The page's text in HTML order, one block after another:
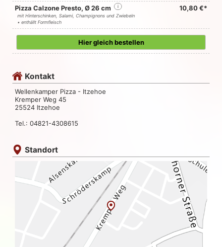
Pizza Calzone Presto, Ø 26 cm
i 10,80 €*
mit Hinterschinken, Salami, Champignons und Zwiebeln
• enthällt Formfleisch
Hier gleich bestellen
Kontakt
Wellenkamper Pizza - Itzehoe
Kremper Weg 45
25524 Itzehoe
Tel.: 04821-4308615
Standort